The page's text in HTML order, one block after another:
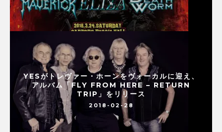
YESがトレヴァー・ホーンをヴォーカルに迎え、
アルバム「FLY FROM HERE – RETURN
TRIP」をリリース
2018-02-28